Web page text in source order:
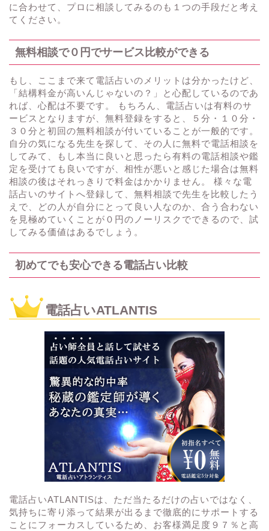
に合わせて、プロに相談してみるのも１つの手段だと考え
てください。
無料相談で０円でサービス比較ができる
もし、ここまで来て電話占いのメリットは分かったけど、
「結構料金が高いんじゃないの？」と心配しているのであ
れば、心配は不要です。 もちろん、電話占いは有料のサ
ービスとなりますが、無料登録をすると、５分・１０分・
３０分と初回の無料相談が付いていることが一般的です。
自分の気になる先生を探して、その人に無料で電話相談を
してみて、もし本当に良いと思ったら有料の電話相談や鑑
定を受けても良いですが、相性が悪いと感じた場合は無料
相談の後はそれっきりで料金はかかりません。 様々な電
話占いのサイトへ登録して、無料相談で先生を比較したう
えで、どの人が自分にとって良い人なのか、合う合わない
を見極めていくことが０円のノーリスクでできるので、試
してみる価値はあるでしょう。
初めてでも安心できる電話占い比較
電話占いATLANTIS
電話占いATLANTISは、ただ当たるだけの占いではなく、
気持ちに寄り添って結果が出るまで徹底的にサポートする
ことにフォーカスしているため、お客様満足度９７％と高